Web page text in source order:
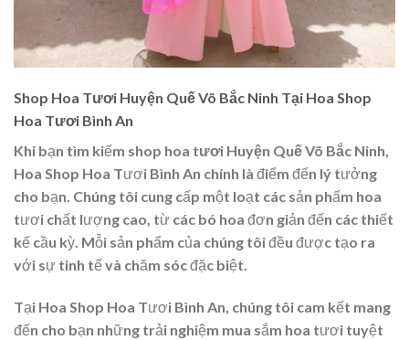
Shop Hoa Tươi Huyện Quế Võ Bắc Ninh Tại Hoa Shop
Hoa Tươi Bình An
Khi bạn tìm kiếm shop hoa tươi Huyện Quế Võ Bắc Ninh,
Hoa Shop Hoa Tươi Bình An chính là điểm đến lý tưởng
cho bạn. Chúng tôi cung cấp một loạt các sản phẩm hoa
tươi chất lượng cao, từ các bó hoa đơn giản đến các thiết
kế cầu kỳ. Mỗi sản phẩm của chúng tôi đều được tạo ra
với sự tinh tế và chăm sóc đặc biệt.
Tại Hoa Shop Hoa Tươi Bình An, chúng tôi cam kết mang
đến cho bạn những trải nghiệm mua sắm hoa tươi tuyệt